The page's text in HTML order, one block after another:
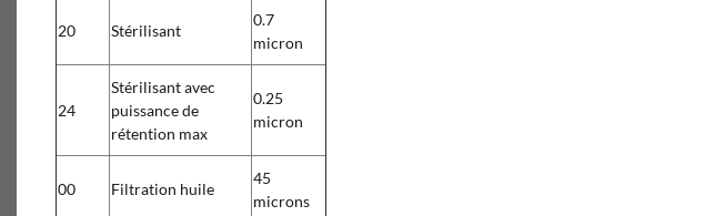
20 Stérilisant
0.7
micron
24
Stérilisant avec
puissance de
rétention max
0.25
micron
00 Filtration huile
45
microns